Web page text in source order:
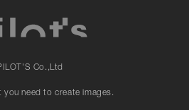
Co.,Ltd
you need to create images.